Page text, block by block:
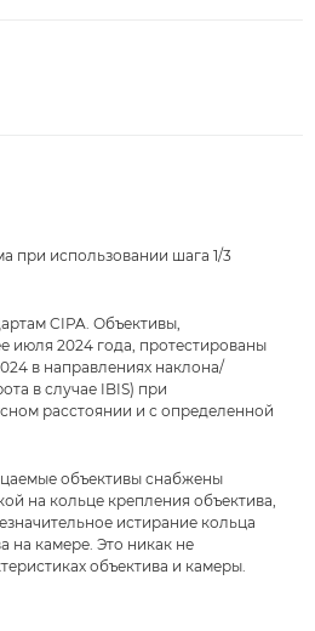
при использовании шага 1/3
CIPA. Объективы,
июля 2024 года, протестированы
в направлениях наклона/
в случае IBIS) при
расстоянии и с определенной
объективы снабжены
на кольце крепления объектива,
истирание кольца
на камере. Это никак не
объектива и камеры.